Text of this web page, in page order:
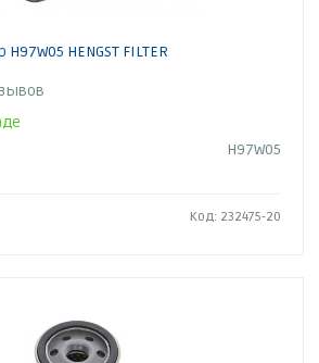
HENGST FILTER
H97W05
Код: 232475-20